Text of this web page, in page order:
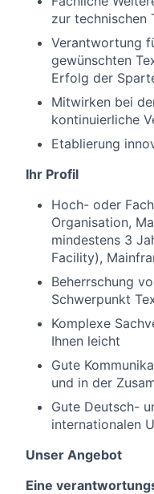
zur technischen
Verantwortung
gewünschten
Erfolg der
Mitwirken bei
kontinuierliche
Etablierung
Ihr Profil
Hoch- oder
Organisation,
mindestens 3
Facility),
Beherrschung
Schwerpunkt
Komplexe
Ihnen leicht
Gute
und in der
Gute Deutsch-
internationalen
Unser Angebot
Eine